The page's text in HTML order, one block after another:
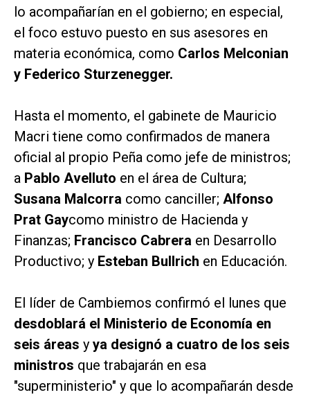
lo acompañarían en el gobierno; en especial,
el foco estuvo puesto en sus asesores en
materia económica, como Carlos Melconian
y Federico Sturzenegger.
Hasta el momento, el gabinete de Mauricio
Macri tiene como confirmados de manera
oficial al propio Peña como jefe de ministros;
a Pablo Avelluto en el área de Cultura;
Susana Malcorra como canciller; Alfonso
Prat Gaycomo ministro de Hacienda y
Finanzas; Francisco Cabrera en Desarrollo
Productivo; y Esteban Bullrich en Educación.
El líder de Cambiemos confirmó el lunes que
desdoblará el Ministerio de Economía en
seis áreas y ya designó a cuatro de los seis
ministros que trabajarán en esa
"superministerio" y que lo acompañarán desde